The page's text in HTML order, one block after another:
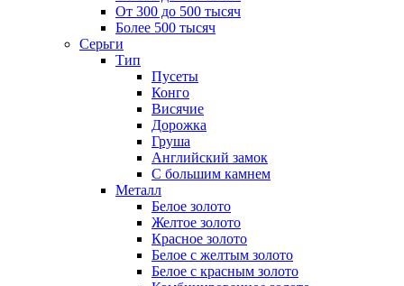
От 300 до 500 тысяч
Более 500 тысяч
Серьги
Тип
Пусеты
Конго
Висячие
Дорожка
Груша
Английский замок
С большим камнем
Металл
Белое золото
Желтое золото
Красное золото
Белое с желтым золото
Белое с красным золото